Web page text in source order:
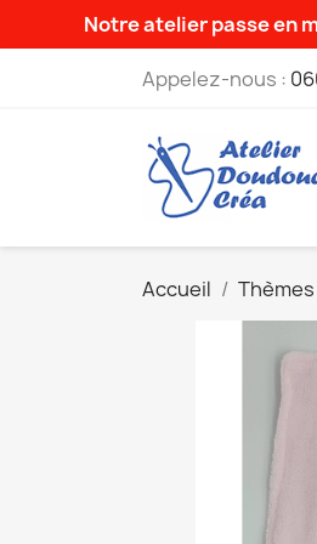
Notre atelier passe en
Appelez-nous :
Accueil Thèmes